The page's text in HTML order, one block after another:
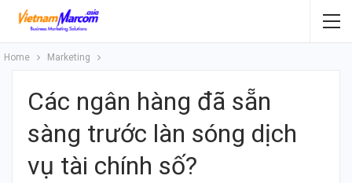
Home Marketing
Các ngân hàng đã sẵn
sàng trước làn sóng dịch
vụ tài chính số?